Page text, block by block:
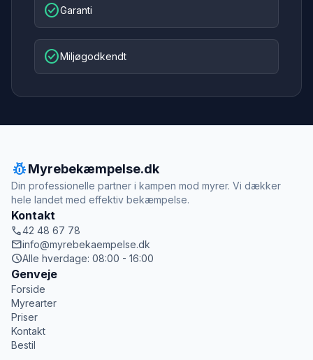
check_circleGaranti
check_circleMiljøgodkendt
pest_controlMyrebekæmpelse.dk
Din professionelle partner i kampen mod myrer. Vi dækker
hele landet med effektiv bekæmpelse.
Kontakt
call42 48 67 78
mailinfo@myrebekaempelse.dk
scheduleAlle hverdage: 08:00 - 16:00
Genveje
Forside
Myrearter
Priser
Kontakt
Bestil